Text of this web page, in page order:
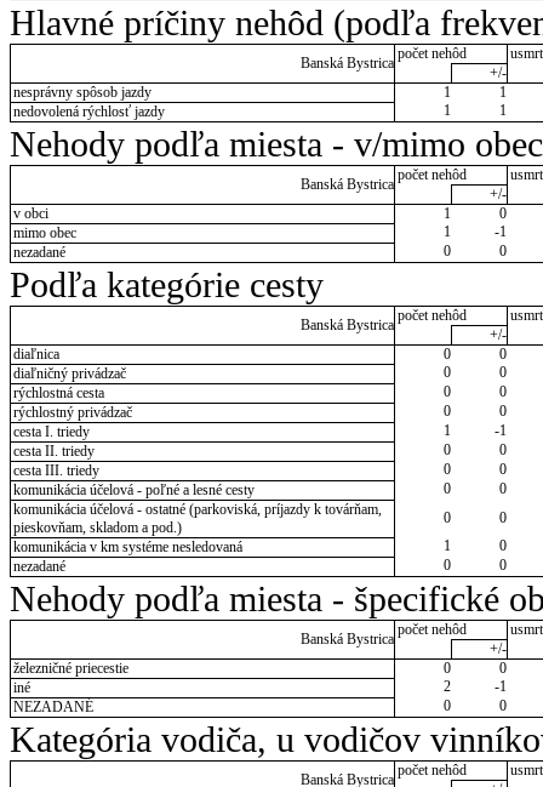
Hlavné príčiny nehôd (podľa
Banská Bystrica
počet nehôd
+/-
nesprávny spôsob jazdy
1
1
nedovolená rýchlosť jazdy
1 1
Nehody podľa miesta - v/mimo obec
Banská Bystrica
počet nehôd
+/-
v obci
1
0
mimo obec
1
-1
nezadané
0 0
Podľa kategórie cesty
Banská Bystrica
počet nehôd
+/-
diaľnica
0
0
diaľničný privádzač
0
0
rýchlostná cesta
0
0
rýchlostný privádzač
0
0
cesta I. triedy
1
-1
cesta II. triedy
0
0
cesta III. triedy
0
0
komunikácia účelová - poľné a lesné cesty
0
0
komunikácia účelová - ostatné (parkoviská, príjazdy k továrňam,
pieskovňam, skladom a pod.)
0
0
komunikácia v km systéme nesledovaná
1
0
nezadané
0 0
Nehody podľa miesta - špecifické
Banská Bystrica
počet nehôd
+/-
železničné priecestie
0
0
iné
2
-1
NEZADANÉ
0 0
Kategória vodiča, u vodičov
Banská Bystrica
počet nehôd